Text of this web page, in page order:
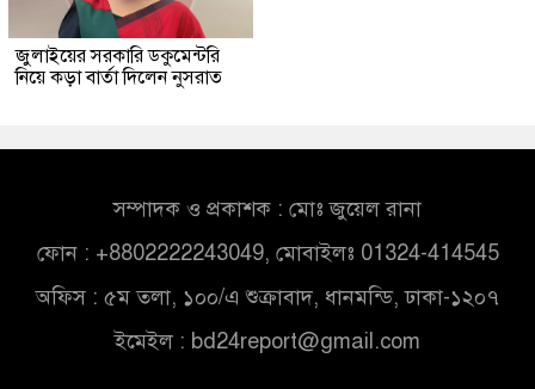
জুলাইয়ের সরকারি ডকুমেন্টরি
নিয়ে কড়া বার্তা দিলেন নুসরাত
সম্পাদক ও প্রকাশক : মোঃ জুয়েল রানা
ফোন : +8802222243049, মোবাইলঃ 01324-414545
অফিস : ৫ম তলা, ১০০/এ শুক্রাবাদ, ধানমন্ডি, ঢাকা-১২০৭
ইমেইল : bd24report@gmail.com